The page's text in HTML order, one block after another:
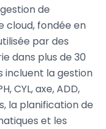
de
cloud, fondée en
par des
dans plus de 30
incluent la gestion
CYL, axe, ADD,
la planification de
et les